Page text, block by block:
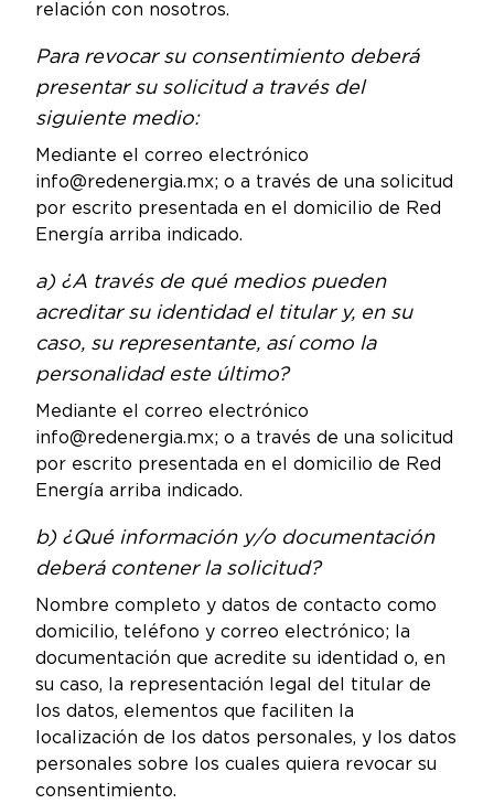
relación con nosotros.
Para revocar su consentimiento deberá
presentar su solicitud a través del
siguiente medio:
Mediante el correo electrónico
info@redenergia.mx; o a través de una solicitud
por escrito presentada en el domicilio de Red
Energía arriba indicado.
a) ¿A través de qué medios pueden
acreditar su identidad el titular y, en su
caso, su representante, así como la
personalidad este último?
Mediante el correo electrónico
info@redenergia.mx; o a través de una solicitud
por escrito presentada en el domicilio de Red
Energía arriba indicado.
b) ¿Qué información y/o documentación
deberá contener la solicitud?
Nombre completo y datos de contacto como
domicilio, teléfono y correo electrónico; la
documentación que acredite su identidad o, en
su caso, la representación legal del titular de
los datos, elementos que faciliten la
localización de los datos personales, y los datos
personales sobre los cuales quiera revocar su
consentimiento.